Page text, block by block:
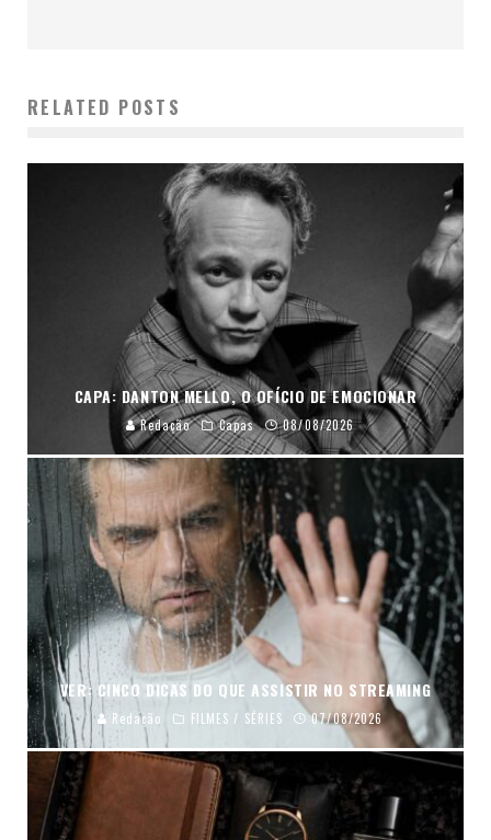
RELATED POSTS
CAPA: DANTON MELLO, O OFÍCIO DE EMOCIONAR
Redação Capas 08/08/2026
VER: CINCO DICAS DO QUE ASSISTIR NO STREAMING
Redação FILMES / SÉRIES 07/08/2026